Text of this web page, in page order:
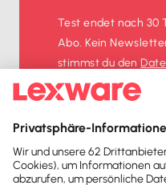
Test endet nach 30
Abo. Kein
stimmst du den
und denAGBzu.
Sofort